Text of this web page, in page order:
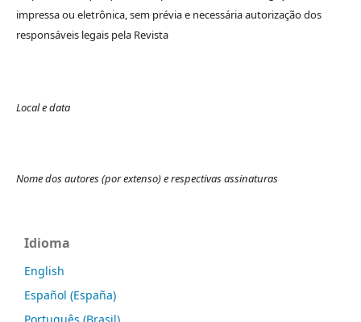
impressa ou eletrônica, sem prévia e necessária autorização dos
responsáveis legais pela Revista
Local e data
Nome dos autores (por extenso) e respectivas assinaturas
Idioma
English
Español (España)
Português (Brasil)